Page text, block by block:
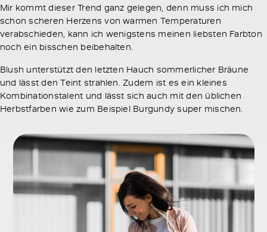
Mir kommt dieser Trend ganz gelegen, denn muss ich mich
schon scheren Herzens von warmen Temperaturen
verabschieden, kann ich wenigstens meinen liebsten Farbton
noch ein bisschen beibehalten.
Blush unterstützt den letzten Hauch sommerlicher Bräune
und lässt den Teint strahlen. Zudem ist es ein kleines
Kombinationstalent und lässt sich auch mit den üblichen
Herbstfarben wie zum Beispiel Burgundy super mischen.